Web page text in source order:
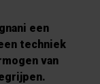
een
techniek
van